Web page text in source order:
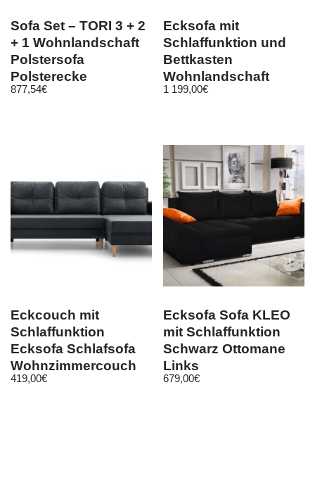
Sofa Set – TORI 3 + 2
+ 1 Wohnlandschaft
Polstersofa
Polsterecke
Schlaffunktion
877,54€
Ecksofa mit
Schlaffunktion und
Bettkasten
Wohnlandschaft
RICO Polsterecke
1 199,00€
Eckcouch mit
Schlaffunktion
Ecksofa Schlafsofa
Wohnzimmercouch
Carl Dunkelgrau Grau
419,00€
Ecksofa Sofa KLEO
mit Schlaffunktion
Schwarz Ottomane
Links
679,00€